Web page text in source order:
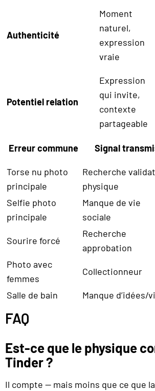
Authenticité
Moment
naturel,
expression
vraie
Potentiel relation
Expression
qui invite,
contexte
partageable
Erreur commune Signal
Torse nu photo
principale
Recherche
physique
Selfie photo
principale
Manque de vie
sociale
Sourire forcé
Recherche
approbation
Photo avec
femmes
Collectionneur
Salle de bain
Manque d’idées/
FAQ
Est-ce que le physique
Tinder ?
Il compte — mais moins que ce que